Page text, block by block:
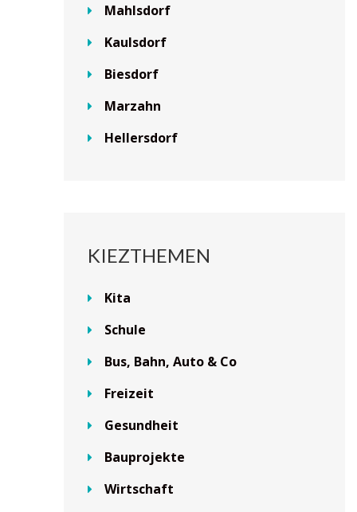
Mahlsdorf
Kaulsdorf
Biesdorf
Marzahn
Hellersdorf
KIEZTHEMEN
Kita
Schule
Bus, Bahn, Auto & Co
Freizeit
Gesundheit
Bauprojekte
Wirtschaft